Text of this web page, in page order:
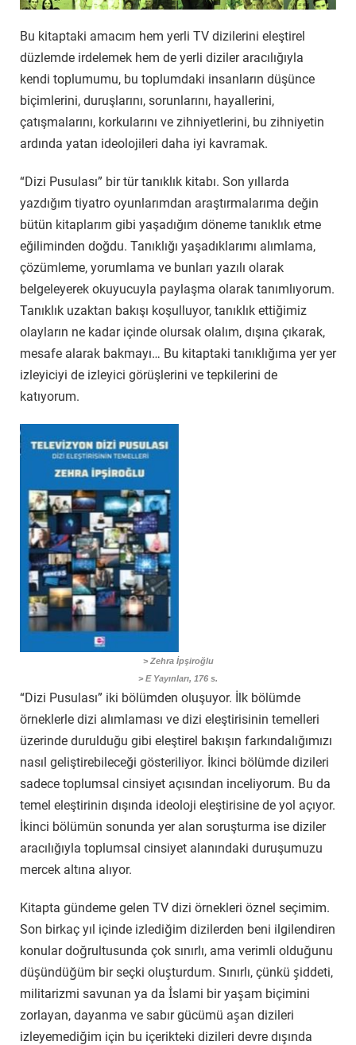
Bu kitaptaki amacım hem yerli TV dizilerini eleştirel
düzlemde irdelemek hem de yerli diziler aracılığıyla
kendi toplumumu, bu toplumdaki insanların düşünce
biçimlerini, duruşlarını, sorunlarını, hayallerini,
çatışmalarını, korkularını ve zihniyetlerini, bu zihniyetin
ardında yatan ideolojileri daha iyi kavramak.
“Dizi Pusulası” bir tür tanıklık kitabı. Son yıllarda
yazdığım tiyatro oyunlarımdan araştırmalarıma değin
bütün kitaplarım gibi yaşadığım döneme tanıklık etme
eğiliminden doğdu. Tanıklığı yaşadıklarımı alımlama,
çözümleme, yorumlama ve bunları yazılı olarak
belgeleyerek okuyucuyla paylaşma olarak tanımlıyorum.
Tanıklık uzaktan bakışı koşulluyor, tanıklık ettiğimiz
olayların ne kadar içinde olursak olalım, dışına çıkarak,
mesafe alarak bakmayı… Bu kitaptaki tanıklığıma yer yer
izleyiciyi de izleyici görüşlerini ve tepkilerini de
katıyorum.
> Zehra İpşiroğlu
> E Yayınları, 176 s.
“Dizi Pusulası” iki bölümden oluşuyor. İlk bölümde
örneklerle dizi alımlaması ve dizi eleştirisinin temelleri
üzerinde durulduğu gibi eleştirel bakışın farkındalığımızı
nasıl geliştirebileceği gösteriliyor. İkinci bölümde dizileri
sadece toplumsal cinsiyet açısından inceliyorum. Bu da
temel eleştirinin dışında ideoloji eleştirisine de yol açıyor.
İkinci bölümün sonunda yer alan soruşturma ise diziler
aracılığıyla toplumsal cinsiyet alanındaki duruşumuzu
mercek altına alıyor.
Kitapta gündeme gelen TV dizi örnekleri öznel seçimim.
Son birkaç yıl içinde izlediğim dizilerden beni ilgilendiren
konular doğrultusunda çok sınırlı, ama verimli olduğunu
düşündüğüm bir seçki oluşturdum. Sınırlı, çünkü şiddeti,
militarizmi savunan ya da İslami bir yaşam biçimini
zorlayan, dayanma ve sabır gücümü aşan dizileri
izleyemediğim için bu içerikteki dizileri devre dışında